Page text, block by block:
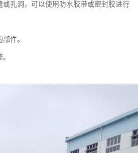
孔洞，可以使用防水胶带或密封胶进行
件。